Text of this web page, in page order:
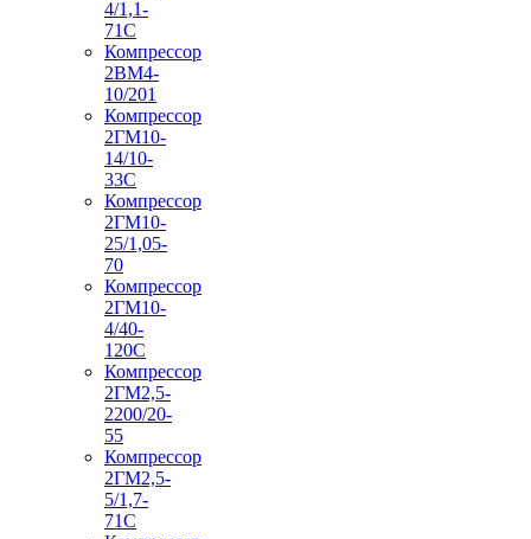
4/1,1-
71С
Компрессор
2ВМ4-
10/201
Компрессор
2ГМ10-
14/10-
33С
Компрессор
2ГМ10-
25/1,05-
70
Компрессор
2ГМ10-
4/40-
120С
Компрессор
2ГМ2,5-
2200/20-
55
Компрессор
2ГМ2,5-
5/1,7-
71С